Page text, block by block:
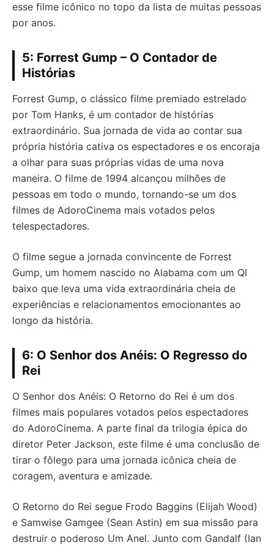
esse filme icônico no topo da lista de muitas pessoas
por anos.
5: Forrest Gump – O Contador de
Histórias
Forrest Gump, o clássico filme premiado estrelado
por Tom Hanks, é um contador de histórias
extraordinário. Sua jornada de vida ao contar sua
própria história cativa os espectadores e os encoraja
a olhar para suas próprias vidas de uma nova
maneira. O filme de 1994 alcançou milhões de
pessoas em todo o mundo, tornando-se um dos
filmes de AdoroCinema mais votados pelos
telespectadores.
O filme segue a jornada convincente de Forrest
Gump, um homem nascido no Alabama com um QI
baixo que leva uma vida extraordinária cheia de
experiências e relacionamentos emocionantes ao
longo da história.
6: O Senhor dos Anéis: O Regresso do
Rei
O Senhor dos Anéis: O Retorno do Rei é um dos
filmes mais populares votados pelos espectadores
do AdoroCinema. A parte final da trilogia épica do
diretor Peter Jackson, este filme é uma conclusão de
tirar o fôlego para uma jornada icônica cheia de
coragem, aventura e amizade.
O Retorno do Rei segue Frodo Baggins (Elijah Wood)
e Samwise Gamgee (Sean Astin) em sua missão para
destruir o poderoso Um Anel. Junto com Gandalf (Ian